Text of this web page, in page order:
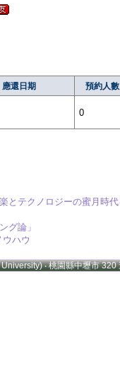
應還日期 預約人數
0
とテクノロジーの蜜月時
グ論」
ハウ
‧ 桃園縣中壢市 320